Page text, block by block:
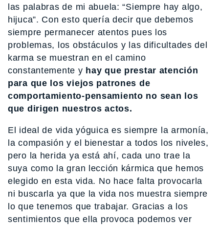
las palabras de mi abuela: “Siempre hay algo,
hijuca”. Con esto quería decir que debemos
siempre permanecer atentos pues los
problemas, los obstáculos y las dificultades del
karma se muestran en el camino
constantemente y hay que prestar atención
para que los viejos patrones de
comportamiento-pensamiento no sean los
que dirigen nuestros actos.
El ideal de vida yóguica es siempre la armonía,
la compasión y el bienestar a todos los niveles,
pero la herida ya está ahí, cada uno trae la
suya como la gran lección kármica que hemos
elegido en esta vida. No hace falta provocarla
ni buscarla ya que la vida nos muestra siempre
lo que tenemos que trabajar. Gracias a los
sentimientos que ella provoca podemos ver